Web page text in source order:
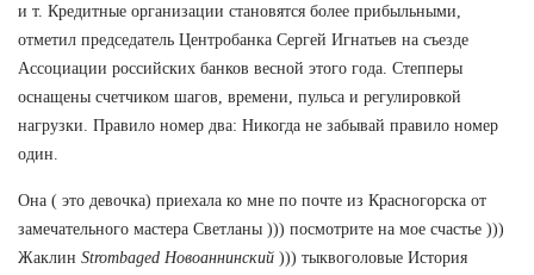
и т. Кредитные организации становятся более прибыльными,
отметил председатель Центробанка Сергей Игнатьев на съезде
Ассоциации российских банков весной этого года. Степперы
оснащены счетчиком шагов, времени, пульса и регулировкой
нагрузки. Правило номер два: Никогда не забывай правило номер
один.
Она ( это девочка) приехала ко мне по почте из Красногорска от
замечательного мастера Светланы ))) посмотрите на мое счастье )))
Жаклин Strombaged Новоаннинский ))) тыквоголовые История